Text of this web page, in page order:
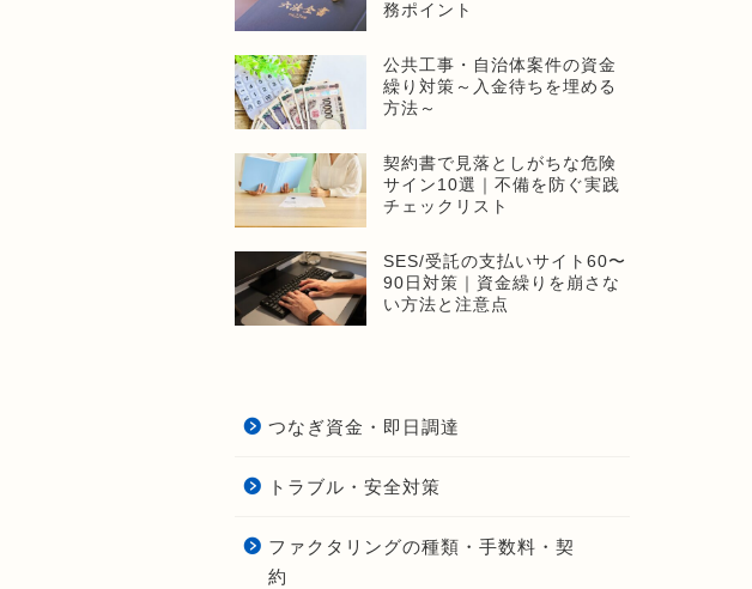
務ポイント
公共工事・自治体案件の資金
繰り対策～入金待ちを埋める
方法～
契約書で見落としがちな危険
サイン10選｜不備を防ぐ実践
チェックリスト
SES/受託の支払いサイト60〜
90日対策｜資金繰りを崩さな
い方法と注意点
つなぎ資金・即日調達
トラブル・安全対策
ファクタリングの種類・手数料・契
約